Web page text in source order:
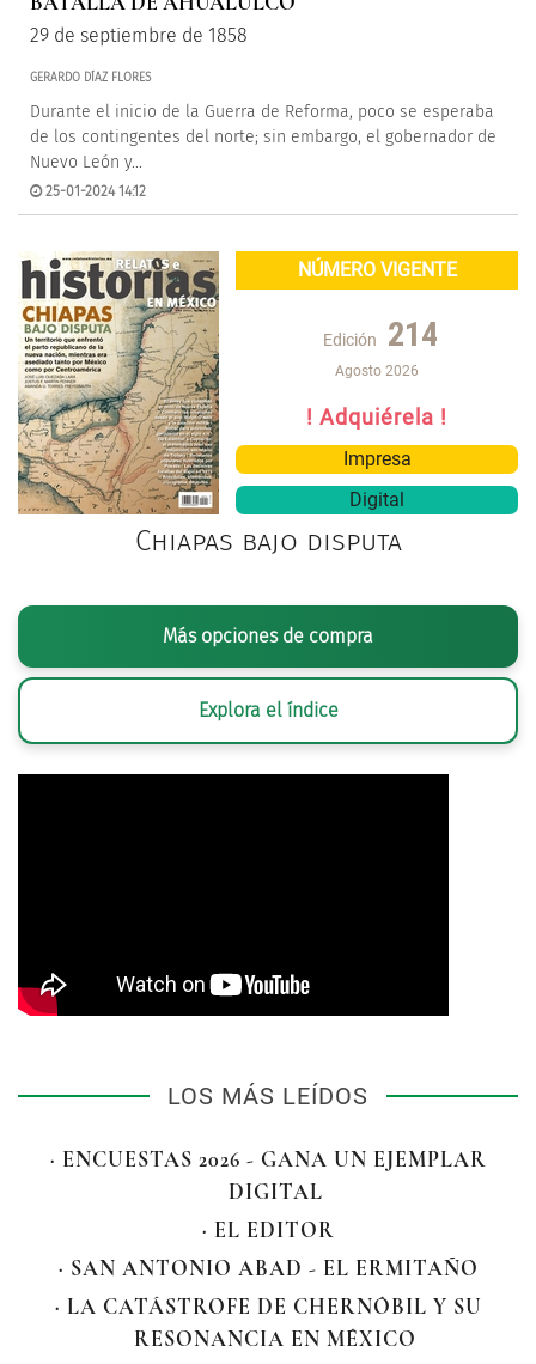
29 de septiembre de 1858
GERARDO DÍAZ FLORES
Durante el inicio de la Guerra de Reforma, poco se esperaba
de los contingentes del norte; sin embargo, el gobernador de
Nuevo León y...
25-01-2024 14:12
NÚMERO VIGENTE
Edición 214
Agosto 2026
! Adquiérela !
Impresa
Digital
Chiapas bajo disputa
Más opciones de compra
Explora el índice
LOS MÁS LEÍDOS
· ENCUESTAS 2026 - GANA UN EJEMPLAR
DIGITAL
· EL EDITOR
· SAN ANTONIO ABAD - EL ERMITAÑO
· LA CATÁSTROFE DE CHERNÓBIL Y SU
RESONANCIA EN MÉXICO